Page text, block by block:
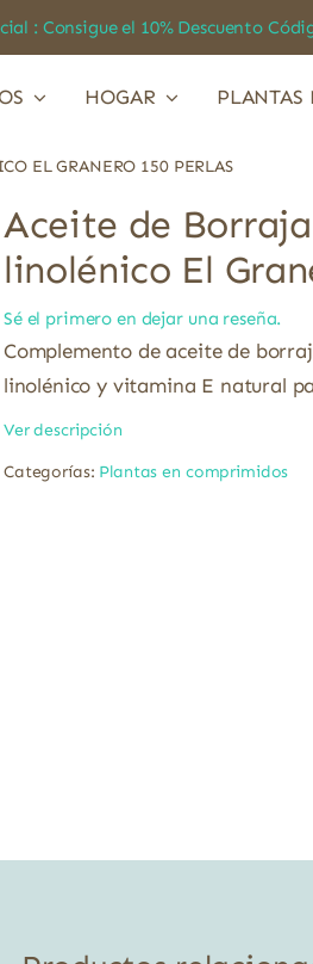
: Consigue el 10% Descuento
HOGAR
EL GRANERO 150 PERLAS
Aceite de
linolénico El
Sé el primero en dejar una reseña.
Complemento de aceite de
linolénico y vitamina E natural
Ver descripción
Categorías: Plantas en comprimidos